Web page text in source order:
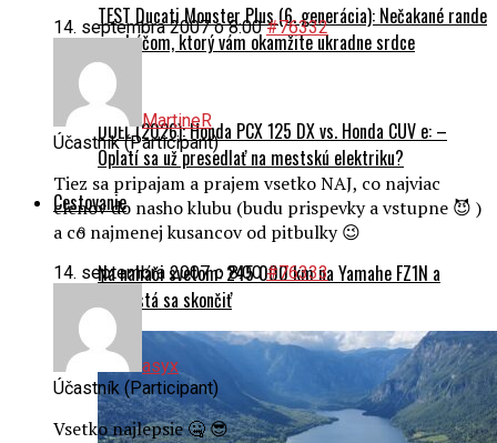
TEST Ducati Monster Plus (6. generácia): Nečakané rande
s naháčom, ktorý vám okamžite ukradne srdce
DUEL (2026): Honda PCX 125 DX vs. Honda CUV e: –
Oplatí sa už presedlať na mestskú elektriku?
Cestovanie
Na naháči svetom: 245 000 km na Yamahe FZ1N a
nechystá sa skončiť
14. septembra 2007 o 8:00 #76332
MartineR
Účastník (Participant)
Tiez sa pripajam a prajem vsetko NAJ, co najviac
clenov do nasho klubu (budu prispevky a vstupne 😈 )
a co najmenej kusancov od pitbulky 😉
14. septembra 2007 o 8:00 #76333
asyx
Účastník (Participant)
Vsetko najlepsie 🤐 😎